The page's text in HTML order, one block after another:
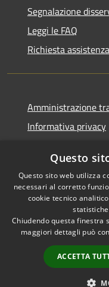
Segnalazione
Leggi le FAQ
Richiesta assistenza
Amministrazione
Informativa privacy
Dichiarazione di
RSS
Accessibilità
Questo
Questo sito web utilizza
necessari al corretto
cookie tecnico
Chiudendo questa finestra
maggiori dettagli può
ACCETTA